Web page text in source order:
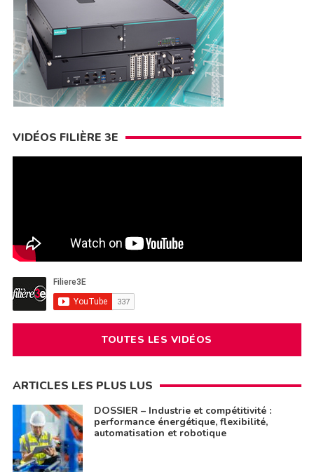
VIDÉOS FILIÈRE 3E
TOUTES LES VIDÉOS
ARTICLES LES PLUS LUS
DOSSIER – Industrie et compétitivité :
performance énergétique, flexibilité,
automatisation et robotique